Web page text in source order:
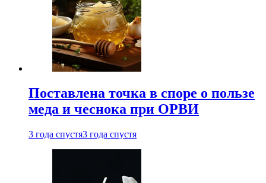
Поставлена точка в споре о пользе
меда и чеснока при ОРВИ
3 года спустя3 года спустя